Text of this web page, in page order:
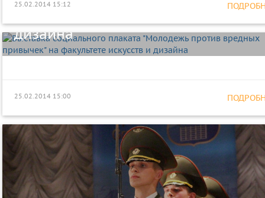
25.02.2014 15:12
привычек" на факультете искусств
дизайна
25.02.2014 15:00